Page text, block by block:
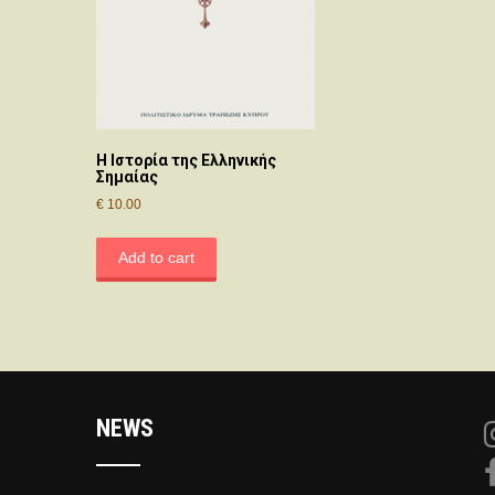
Η Ιστορία της Ελληνικής
Σημαίας
€ 10.00
Add to cart
NEWS